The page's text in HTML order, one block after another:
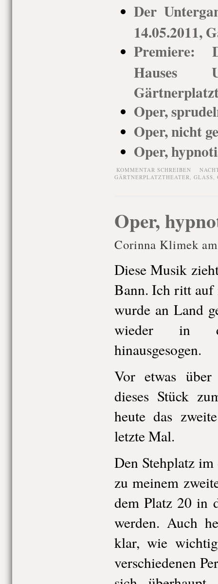
Der
14.05.2011,
Premiere:
Hauses
Oper,
Oper, nicht
Oper,
KOMMENTAR SCHREIBEN
GÄRTNERPLATZTHEATER, GLASS,
Oper,
Corinna Klimek
Diese Musik
Bann. Ich ritt
wurde an Land
wieder in
hinausgesogen.
Vor etwas
dieses Stück
heute das
letzte Mal.
Den Stehplatz
zu meinem
dem Platz 20 in
werden. Auch
klar, wie
verschiedenen